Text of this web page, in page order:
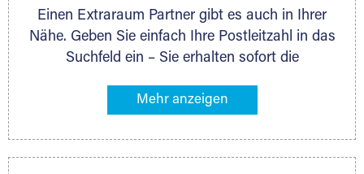
Einen Extraraum Partner gibt es auch in Ihrer
Nähe. Geben Sie einfach Ihre Postleitzahl in das
Suchfeld ein – Sie erhalten sofort die
Lagermöglichkeiten in Ihrer Nähe. An zahlreichen
direkt online mieten. Gibt es Extraraum noch